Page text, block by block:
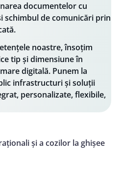
documentelor cu
schimbul de comunicări prin
noastre, însoțim
tip și dimensiune în
digitală. Punem la
infrastructuri și soluții
personalizate, flexibile,
și a cozilor la ghișee